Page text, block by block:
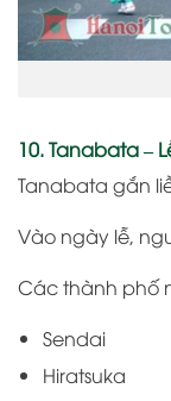
10. Tanabata –
Tanabata gắn
Vào ngày lễ,
Các thành phố
Sendai
Hiratsuka